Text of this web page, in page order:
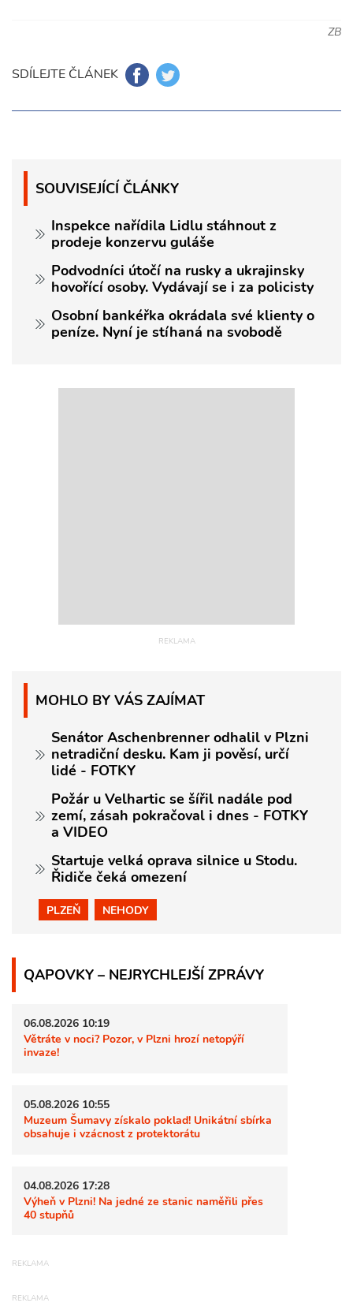
ZB
SDÍLEJTE ČLÁNEK
SOUVISEJÍCÍ ČLÁNKY
Inspekce nařídila Lidlu stáhnout z
prodeje konzervu guláše
Podvodníci útočí na rusky a ukrajinsky
hovořící osoby. Vydávají se i za policisty
Osobní bankéřka okrádala své klienty o
peníze. Nyní je stíhaná na svobodě
MOHLO BY VÁS ZAJÍMAT
Senátor Aschenbrenner odhalil v Plzni
netradiční desku. Kam ji pověsí, určí
lidé - FOTKY
Požár u Velhartic se šířil nadále pod
zemí, zásah pokračoval i dnes - FOTKY
a VIDEO
Startuje velká oprava silnice u Stodu.
Řidiče čeká omezení
PLZEŇ NEHODY
QAPOVKY – NEJRYCHLEJŠÍ ZPRÁVY
06.08.2026 10:19
Větráte v noci? Pozor, v Plzni hrozí netopýří
invaze!
05.08.2026 10:55
Muzeum Šumavy získalo poklad! Unikátní sbírka
obsahuje i vzácnost z protektorátu
04.08.2026 17:28
Výheň v Plzni! Na jedné ze stanic naměřili přes
40 stupňů